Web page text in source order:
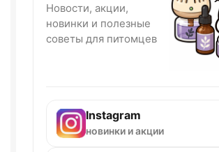
Новости, акции,
новинки и полезные
советы для питомцев
Instagram
новинки и акции